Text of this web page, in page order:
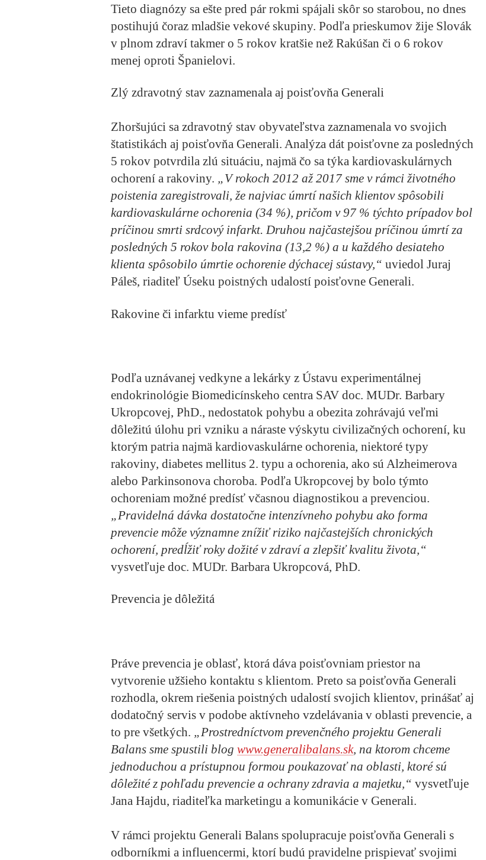
Tieto diagnózy sa ešte pred pár rokmi spájali skôr so starobou, no dnes
postihujú čoraz mladšie vekové skupiny. Podľa prieskumov žije Slovák
v plnom zdraví takmer o 5 rokov kratšie než Rakúšan či o 6 rokov
menej oproti Španielovi.
Zlý zdravotný stav zaznamenala aj poisťovňa Generali
Zhoršujúci sa zdravotný stav obyvateľstva zaznamenala vo svojich
štatistikách aj poisťovňa Generali. Analýza dát poisťovne za posledných
5 rokov potvrdila zlú situáciu, najmä čo sa týka kardiovaskulárnych
ochorení a rakoviny. „V rokoch 2012 až 2017 sme v rámci životného
poistenia zaregistrovali, že najviac úmrtí našich klientov spôsobili
kardiovaskulárne ochorenia (34 %), pričom v 97 % týchto prípadov bol
príčinou smrti srdcový infarkt. Druhou najčastejšou príčinou úmrtí za
posledných 5 rokov bola rakovina (13,2 %) a u každého desiateho
klienta spôsobilo úmrtie ochorenie dýchacej sústavy,“ uviedol Juraj
Páleš, riaditeľ Úseku poistných udalostí poisťovne Generali.
Rakovine či infarktu vieme predísť
Podľa uznávanej vedkyne a lekárky z Ústavu experimentálnej
endokrinológie Biomedicínskeho centra SAV doc. MUDr. Barbary
Ukropcovej, PhD., nedostatok pohybu a obezita zohrávajú veľmi
dôležitú úlohu pri vzniku a náraste výskytu civilizačných ochorení, ku
ktorým patria najmä kardiovaskulárne ochorenia, niektoré typy
rakoviny, diabetes mellitus 2. typu a ochorenia, ako sú Alzheimerova
alebo Parkinsonova choroba. Podľa Ukropcovej by bolo týmto
ochoreniam možné predísť včasnou diagnostikou a prevenciou.
„Pravidelná dávka dostatočne intenzívneho pohybu ako forma
prevencie môže významne znížiť riziko najčastejších chronických
ochorení, predĺžiť roky dožité v zdraví a zlepšiť kvalitu života,“
vysvetľuje doc. MUDr. Barbara Ukropcová, PhD.
Prevencia je dôležitá
Práve prevencia je oblasť, ktorá dáva poisťovniam priestor na
vytvorenie užšieho kontaktu s klientom. Preto sa poisťovňa Generali
rozhodla, okrem riešenia poistných udalostí svojich klientov, prinášať aj
dodatočný servis v podobe aktívneho vzdelávania v oblasti prevencie, a
to pre všetkých. „Prostredníctvom prevenčného projektu Generali
Balans sme spustili blog www.generalibalans.sk, na ktorom chceme
jednoduchou a prístupnou formou poukazovať na oblasti, ktoré sú
dôležité z pohľadu prevencie a ochrany zdravia a majetku,“ vysvetľuje
Jana Hajdu, riaditeľka marketingu a komunikácie v Generali.
V rámci projektu Generali Balans spolupracuje poisťovňa Generali s
odborníkmi a influencermi, ktorí budú pravidelne prispievať svojimi